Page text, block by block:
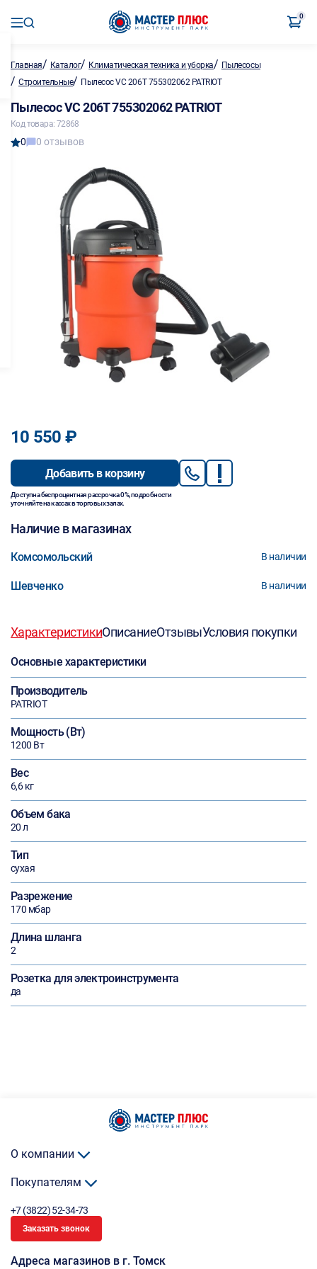
0
Главная/ Каталог/ Климатическая техника и уборка/ Пылесосы
/ Строительные/ Пылесос VC 206T 755302062 PATRIOT
Пылесос VC 206T 755302062 PATRIOT
Код товара: 72868
0 0 отзывов
10 550 ₽
Добавить в корзину
Доступна беспроцентная рассрочка 0%, подробности
уточняйте на кассах в торговых залах.
Наличие в магазинах
Комсомольский В наличии
Шевченко В наличии
ХарактеристикиОписаниеОтзывыУсловия покупки
Основные характеристики
Производитель
PATRIOT
Мощность (Вт)
1200 Вт
Вес
6,6 кг
Объем бака
20 л
Тип
сухая
Разрежение
170 мбар
Длина шланга
2
Розетка для электроинструмента
да
О компании
Покупателям
+7 (3822) 52-34-73
Заказать звонок
Адреса магазинов в г. Томск